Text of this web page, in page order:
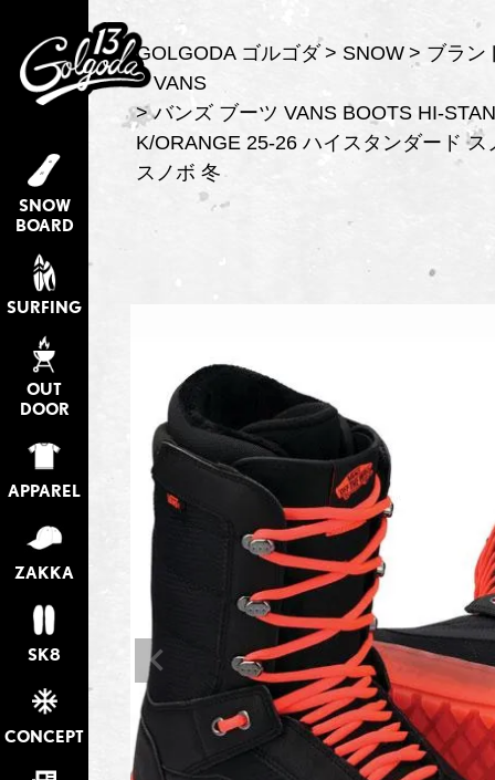
SNOW
BOARD
SURFING
OUT
DOOR
APPAREL
ZAKKA
SK8
CONCEPT
GOLGODA ゴルゴダ SNOW
ブラン
VANS
バンズ ブーツ VANS BOOTS HI-
K/ORANGE 25-26 ハイスタンダード
スノボ 冬